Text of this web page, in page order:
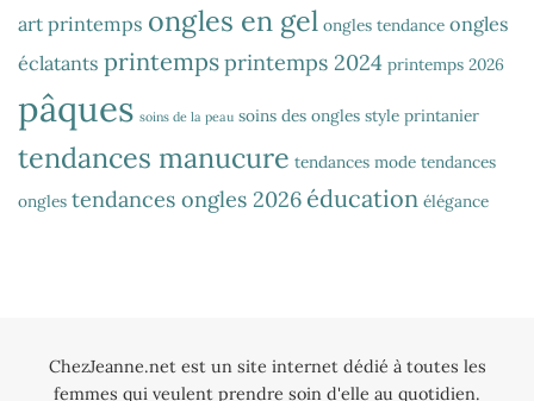
art printemps ongles en gel ongles tendance ongles
éclatants printempsprintemps 2024 printemps 2026
pâques soins de la peau soins des ongles style printanier
tendances manucure tendances mode tendances
ongles tendances ongles 2026 éducation élégance
ChezJeanne.net est un site internet dédié à toutes les
femmes qui veulent prendre soin d'elle au quotidien.